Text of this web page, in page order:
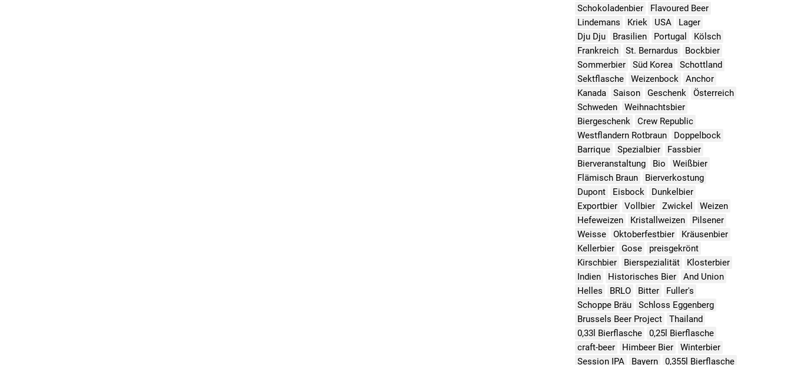
Schokoladenbier
Flavoured Beer
Lindemans
Kriek USA
Lager
Dju Dju
Brasilien Portugal
Kölsch
Frankreich
St. Bernardus
Bockbier
Sommerbier
Süd Korea
Schottland
Sektflasche
Weizenbock
Anchor
Kanada
Saison Geschenk
Österreich
Schweden
Weihnachtsbier
Biergeschenk
Crew Republic
Westflandern Rotbraun
Doppelbock
Barrique
Spezialbier
Fassbier
Bierveranstaltung
Bio
Weißbier
Flämisch Braun
Bierverkostung
Dupont
Eisbock
Dunkelbier
Exportbier
Vollbier Zwickel
Weizen
Hefeweizen
Kristallweizen
Pilsener
Weisse
Oktoberfestbier
Kräusenbier
Kellerbier
Gose
preisgekrönt
Kirschbier
Bierspezialität
Klosterbier
Indien
Historisches Bier
And Union
Helles
BRLO Bitter
Fuller's
Schoppe Bräu
Schloss Eggenberg
Brussels Beer Project
Thailand
0,33l Bierflasche
0,25l Bierflasche
craft-beer
Himbeer Bier
Winterbier
Session IPA
Bayern 0,355l Bierflasche